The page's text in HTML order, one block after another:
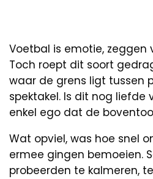
Voetbal is emotie, zeggen
Toch roept dit soort
waar de grens ligt tussen
spektakel. Is dit nog liefde
enkel ego dat de
Wat opviel, was hoe snel
ermee gingen bemoeien.
probeerden te kalmeren,